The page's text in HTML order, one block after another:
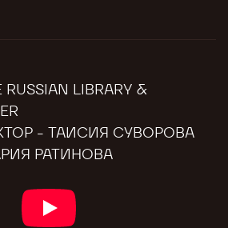
LIBRARY &
- ТАИСИЯ СУВОРОВА
РАТИНОВА